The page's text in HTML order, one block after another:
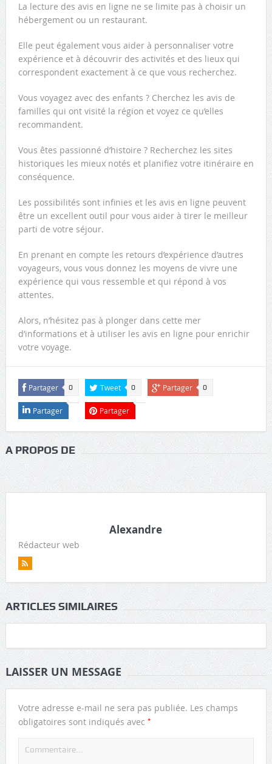
La lecture des avis en ligne ne se limite pas à choisir un
hébergement ou un restaurant.
Elle peut également vous aider à personnaliser votre
expérience et à découvrir des activités et des lieux qui
correspondent exactement à ce que vous recherchez.
Vous voyagez avec des enfants ? Cherchez les avis de
familles qui ont visité la région et voyez ce qu’elles
recommandent.
Vous êtes passionné d’histoire ? Recherchez les sites
historiques les mieux notés et planifiez votre itinéraire en
conséquence.
Les possibilités sont infinies et les avis en ligne peuvent
être un excellent outil pour vous aider à tirer le meilleur
parti de votre séjour.
En prenant en compte les retours d’expérience d’autres
voyageurs, vous vous donnez les moyens de vivre une
expérience qui vous ressemble et qui répond à vos
attentes.
Alors, n’hésitez pas à plonger dans cette mer
d’informations et à utiliser les avis en ligne pour enrichir
votre voyage.
Partager 0 Tweet 0 Partager 0
Partager Partager
A PROPOS DE
Alexandre
Rédacteur web
ARTICLES SIMILAIRES
LAISSER UN MESSAGE
Votre adresse e-mail ne sera pas publiée. Les champs
obligatoires sont indiqués avec *